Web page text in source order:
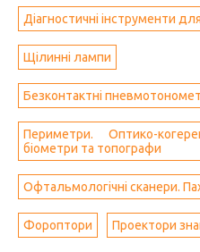
Діагностичні інструменти
Щілиннi лампи
Безконтактні
Периметри. Оптико-
біометри та топографи
Офтальмологічні сканери.
Фороптори Проектори